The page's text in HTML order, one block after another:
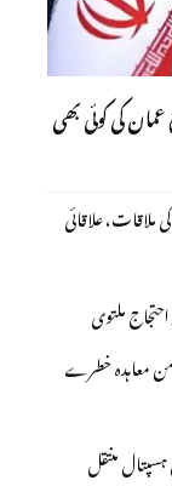
عمان کی کوئی بھی
ملاقات، علاقائی
ملتوی
معاہدہ خطرے
منتقل